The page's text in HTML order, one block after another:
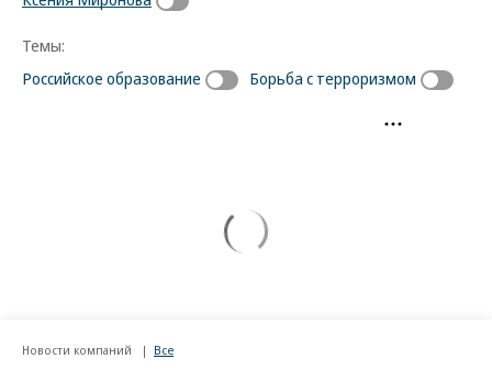
Темы:
Российское образование
Борьба с терроризмом
Новости компаний Все